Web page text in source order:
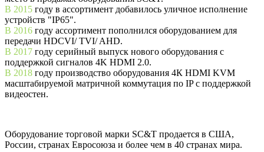
В 2015 году в ассортимент добавилось уличное исполнение
устройств "IP65".
В 2016 году ассортимент пополнился оборудованием для
передачи HDCVI/ TVI/ AHD.
В 2017 году серийный выпуск нового оборудования с
поддержкой сигналов 4K HDMI 2.0.
В 2018 году производство оборудования 4К HDMI KVM
масштабируемой матричной коммутация по IP с поддержкой
видеостен.
Оборудование торговой марки SC&T продается в США,
России, странах Евросоюза и более чем в 40 странах мира.